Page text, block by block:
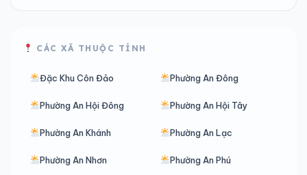
CÁC XÃ THUỘC TỈNH
Đặc Khu Côn Đảo Phường An Đông
Phường An Hội Đông Phường An Hội Tây
Phường An Khánh Phường An Lạc
Phường An Nhơn Phường An Phú